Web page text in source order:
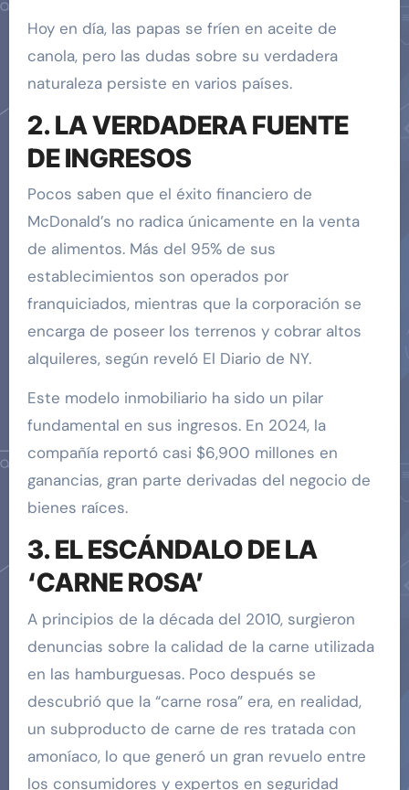
Hoy en día, las papas se fríen en aceite de
canola, pero las dudas sobre su verdadera
naturaleza persiste en varios países.
2. LA VERDADERA FUENTE
DE INGRESOS
Pocos saben que el éxito financiero de
McDonald’s no radica únicamente en la venta
de alimentos. Más del 95% de sus
establecimientos son operados por
franquiciados, mientras que la corporación se
encarga de poseer los terrenos y cobrar altos
alquileres, según reveló El Diario de NY.
Este modelo inmobiliario ha sido un pilar
fundamental en sus ingresos. En 2024, la
compañía reportó casi $6,900 millones en
ganancias, gran parte derivadas del negocio de
bienes raíces.
3. EL ESCÁNDALO DE LA
‘CARNE ROSA’
A principios de la década del 2010, surgieron
denuncias sobre la calidad de la carne utilizada
en las hamburguesas. Poco después se
descubrió que la “carne rosa” era, en realidad,
un subproducto de carne de res tratada con
amoníaco, lo que generó un gran revuelo entre
los consumidores y expertos en seguridad